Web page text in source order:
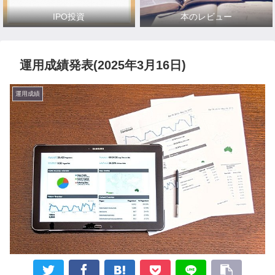
IPO投資 本のレビュー
運用成績発表(2025年3月16日)
運用成績